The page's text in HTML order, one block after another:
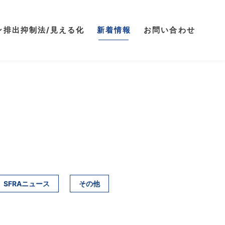
排出抑制法/見える化 新着情報 お問い合わせ
SFRAニュース その他